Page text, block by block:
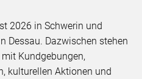
2026 in Schwerin und
Dessau. Dazwischen stehen
Kundgebungen,
kulturellen Aktionen und